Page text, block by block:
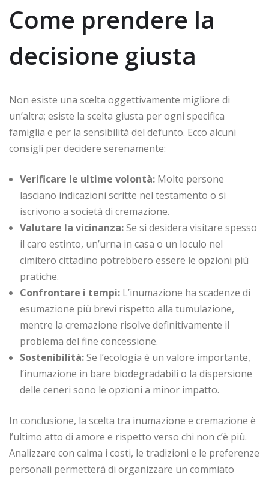
Come prendere la
decisione giusta
Non esiste una scelta oggettivamente migliore di
un’altra; esiste la scelta giusta per ogni specifica
famiglia e per la sensibilità del defunto. Ecco alcuni
consigli per decidere serenamente:
Verificare le ultime volontà: Molte persone
lasciano indicazioni scritte nel testamento o si
iscrivono a società di cremazione.
Valutare la vicinanza:Se si desidera visitare spesso
il caro estinto, un’urna in casa o un loculo nel
cimitero cittadino potrebbero essere le opzioni più
pratiche.
Confrontare i tempi: L’inumazione ha scadenze di
esumazione più brevi rispetto alla tumulazione,
mentre la cremazione risolve definitivamente il
problema del fine concessione.
Sostenibilità:Se l’ecologia è un valore importante,
l’inumazione in bare biodegradabili o la dispersione
delle ceneri sono le opzioni a minor impatto.
In conclusione, la scelta tra inumazione e cremazione è
l’ultimo atto di amore e rispetto verso chi non c’è più.
Analizzare con calma i costi, le tradizioni e le preferenze
personali permetterà di organizzare un commiato